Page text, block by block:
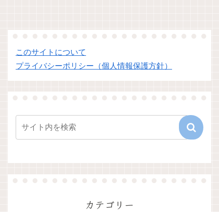
このサイトについて
プライバシーポリシー（個人情報保護方針）
カテゴリー